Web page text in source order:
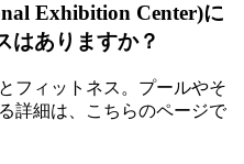
Exhibition Center)に
はありますか？
フィットネス。プールやそ
詳細は、こちらのページで